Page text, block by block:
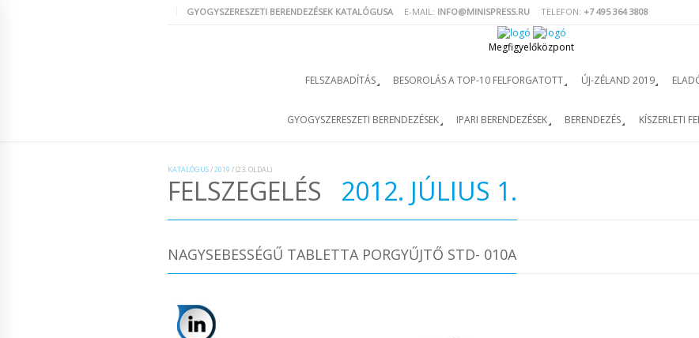
GYOGYSZERESZETI BERENDEZÉSEK KATALÓGUSA E-MAIL: INFO@MINISPRESS.RU TELEFON: +7 495 364 3808
Megfigyelőközpont
FELSZABADÍTÁS BESOROLÁS A TOP-10 FELFORGATOTT ÚJ-ZÉLAND 2019
GYOGYSZERESZETI BERENDEZÉSEK IPARI BERENDEZÉSEK BERENDEZÉS KÍSZERLETI
KATALÓGUS/2019 /(23. OLDAL)
FELSZEGELÉS 2012. JÚLIUS 1.
NAGYSEBESSÉGŰ TABLETTA PORGYŰJTŐ STD- 010A